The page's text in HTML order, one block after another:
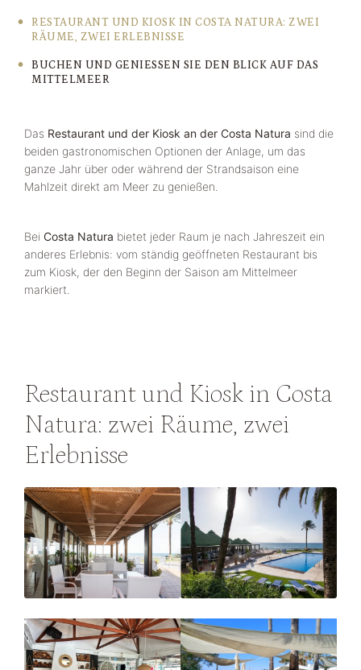
RESTAURANT UND KIOSK IN COSTA NATURA: ZWEI
RÄUME, ZWEI ERLEBNISSE
BUCHEN UND GENIESSEN SIE DEN BLICK AUF DAS M
ITTELMEER
Das Restaurant und der Kiosk an der Costa Natura sind die
beiden gastronomischen Optionen der Anlage, um das
ganze Jahr über oder während der Strandsaison eine
Mahlzeit direkt am Meer zu genießen.
Bei Costa Natura bietet jeder Raum je nach Jahreszeit ein
anderes Erlebnis: vom ständig geöffneten Restaurant bis
zum Kiosk, der den Beginn der Saison am Mittelmeer
markiert.
Restaurant und Kiosk in Costa
Natura: zwei Räume, zwei
Erlebnisse